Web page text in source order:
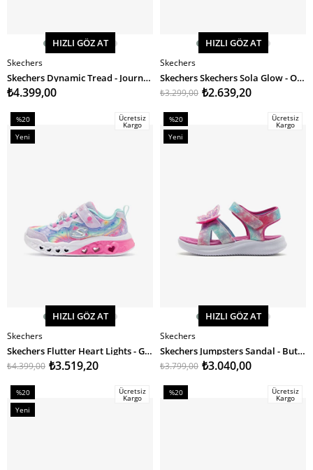
SEPETE EKLE
HIZLI GÖZ AT
Skechers
Skechers Dynamic Tread - Journey Time Kız Çocuk Spor Ayakkabı
₺4.399,00
SEPETE EKLE
HIZLI GÖZ AT
Skechers
Skechers Skechers Sola Glow - Ombre Deluxe Kız Çocuk Spor Ayakkabı
₺2.639,20
₺3.299,00
SEPETE EKLE
%20
İndirim
%20İndirim
Yeni
Ücretsiz
Kargo
HIZLI GÖZ AT
Skechers
Skechers Flutter Heart Lights - Groovy Swirl Kız Çocuk Spor Ayakkabı
₺3.519,20
₺4.399,00
SEPETE EKLE
%20
İndirim
%20İndirim
Yeni
Ücretsiz
Kargo
HIZLI GÖZ AT
Skechers
Skechers Jumpsters Sandal - Butterfly Brites Kız Çocuk Sandalet
₺3.040,00
₺3.799,00
%20
İndirim
%20İndirim
Yeni
Ücretsiz
Kargo
%20
Ücretsiz
Kargo